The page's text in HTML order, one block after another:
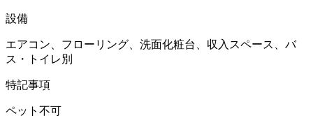
設備
エアコン、フローリング、洗面化粧台、収入スペース、バ
ス・トイレ別
特記事項
ペット不可